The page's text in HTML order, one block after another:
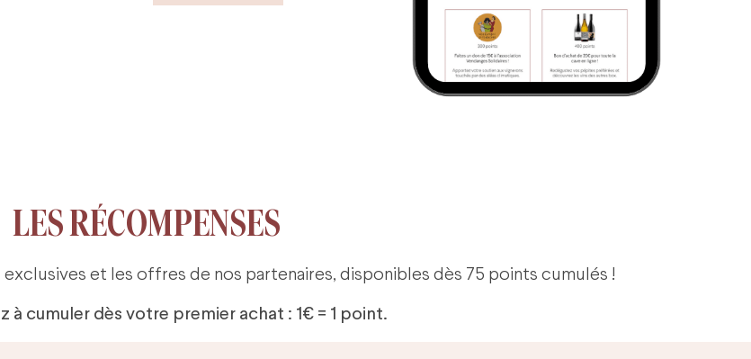
LES RÉCOMPENSES
et les offres de nos partenaires, disponibles dès 75 points cumulés !
à cumuler dès votre premier achat : 1€ = 1 point.